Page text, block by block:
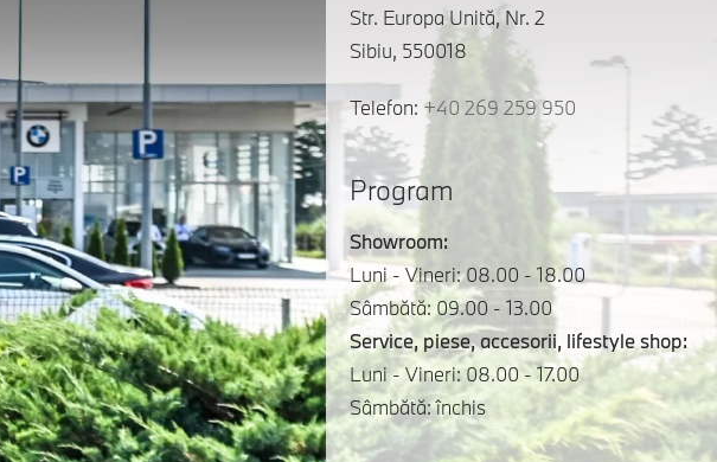
Str. Europa Unită, Nr. 2
Sibiu, 550018
Telefon: +40 269 259 950
Program
Showroom:
Luni - Vineri: 08.00 - 18.00
Sâmbătă: 09.00 - 13.00
Service, piese, accesorii, lifestyle shop:
Luni - Vineri: 08.00 - 17.00
Sâmbătă: închis